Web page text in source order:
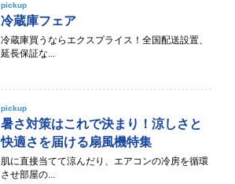
pickup
冷蔵庫フェア
冷蔵庫買うならエクスプライス！全国配送設置、
延長保証な...
pickup
暑さ対策はこれで決まり！涼しさと
快適さを届ける扇風機特集
肌に直接当てて涼んだり、エアコンの冷房を循環
させ部屋の...